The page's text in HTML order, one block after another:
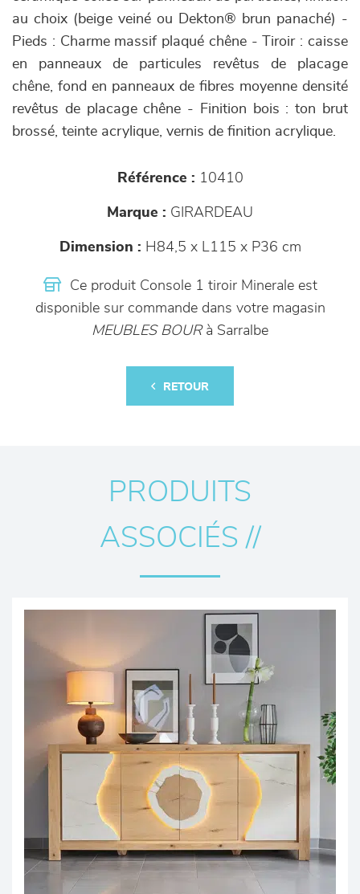
au choix (beige veiné ou Dekton® brun panaché) -
Pieds : Charme massif plaqué chêne - Tiroir : caisse
en panneaux de particules revêtus de placage
chêne, fond en panneaux de fibres moyenne densité
revêtus de placage chêne - Finition bois : ton brut
brossé, teinte acrylique, vernis de finition acrylique.
Référence : 10410
Marque : GIRARDEAU
Dimension : H84,5 x L115 x P36 cm
Ce produit Console 1 tiroir Minerale est
disponible sur commande dans votre magasin
MEUBLES BOURà Sarralbe
RETOUR
PRODUITS
ASSOCIÉS //